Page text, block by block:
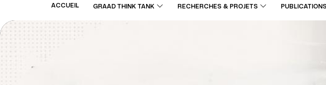
ACCUEIL GRAAD THINK TANK RECHERCHES & PROJETS PUBLICATIONS